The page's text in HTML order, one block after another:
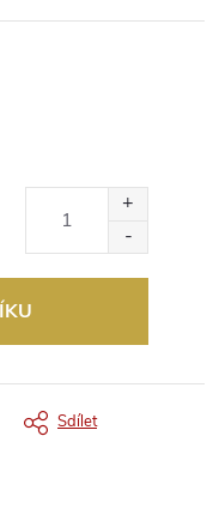
Sdílet